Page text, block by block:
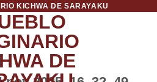
KICHWA DE SARAYAKU